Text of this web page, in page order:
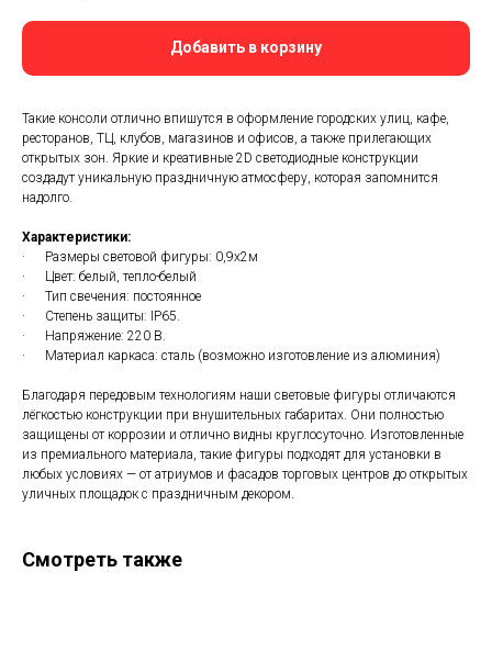
Добавить в корзину
Такие консоли отлично впишутся в оформление городских улиц, кафе,
ресторанов, ТЦ, клубов, магазинов и офисов, а также прилегающих
открытых зон. Яркие и креативные 2D светодиодные конструкции
создадут уникальную праздничную атмосферу, которая запомнится
надолго.
Характеристики:
· Размеры световой фигуры: 0,9х2м
· Цвет: белый, тепло-белый
· Тип свечения: постоянное
· Степень защиты: IP65.
· Напряжение: 220 В.
· Материал каркаса: сталь (возможно изготовление из алюминия)
Благодаря передовым технологиям наши световые фигуры отличаются
лёгкостью конструкции при внушительных габаритах. Они полностью
защищены от коррозии и отлично видны круглосуточно. Изготовленные
из премиального материала, такие фигуры подходят для установки в
любых условиях — от атриумов и фасадов торговых центров до открытых
уличных площадок с праздничным декором.
Смотреть также